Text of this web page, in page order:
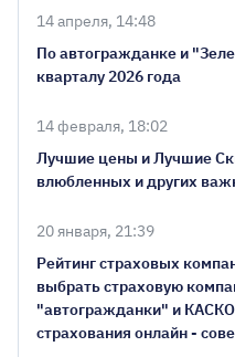
14 апреля, 14:48
По автогражданке и
кварталу 2026 года
14 февраля, 18:02
Лучшие цены и Лучшие
влюбленных и других
20 января, 21:39
Рейтинг страховых
выбрать страховую
"автогражданки" и КАСКО
страхования онлайн -